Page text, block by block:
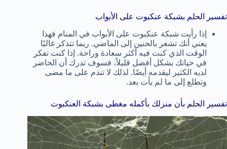
تفسير الحلم بشبكة عنكبوت على الأبواب
إذا رأيت شبكة عنكبوت على الأبواب في المنام فهذا
يعني أنك تشعر بالحنين إلى الماضي. ربما تتذكر غالبًا
الوقت الذي كنت فيه أكثر سعادة وراحة. إذا كنت تفكر
في حياتك بشكل أفضل قليلاً، فسوف تدرك أن الحاضر
لديه الكثير ليقدمه أيضًا. لذلك لا تندم على ما مضى
وتطلع إلى ما لم يأت بعد.
تفسير الحلم بأن منزلك بأكمله مغطى بشبكة العنكبوت